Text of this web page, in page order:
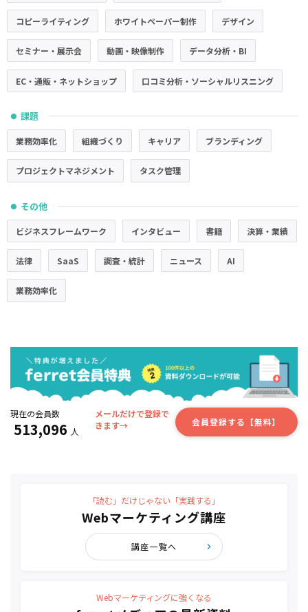
コピーライティング ホワイトペーパー制作 デザイン
セミナー・展示会 動画・映像制作 データ分析・BI
EC・通販・ネットショップ 口コミ分析・ソーシャルリスニング
● 課題
業務効率化 組織づくり キャリア ブランディング
プロジェクトマネジメント タスク管理
● その他
ビジネスフレームワーク インタビュー 書籍 決算・業績
法律 SaaS 調査・統計 ニュース AI
業務効率化
現在の会員数
513,096 人
メールだけで登録で
きます→
会員登録する【無料】
「読む」だけじゃない「実践する」
Webマーケティング講座
講座一覧へ
Webマーケティングに強くなる